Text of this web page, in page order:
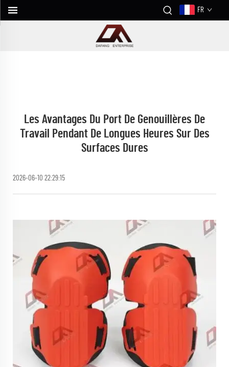
FR
Les Avantages Du Port De Genouillères De
Travail Pendant De Longues Heures Sur Des
Surfaces Dures
2026-06-10 22:29:15